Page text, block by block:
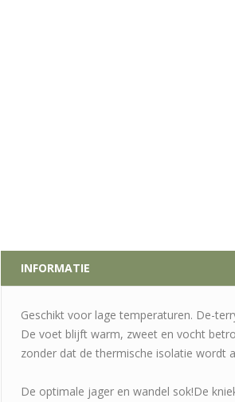
INFORMATIE
Geschikt voor lage temperaturen. De-
De voet blijft warm, zweet en vocht
zonder dat de thermische isolatie wordt
De optimale jager en wandel sok!De